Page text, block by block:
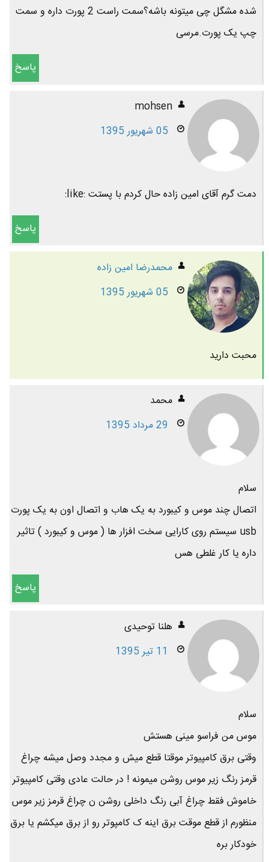
شده مشگل چی میتونه باشه؟سمت راست 2 پورت داره و سمت
چپ یک پورت.مرسی
پاسخ
mohsen
05 شهریور 1395
دمت گرم آقای امین زاده حال کردم با پستت :like:
پاسخ
محمدرضا امين زاده
05 شهریور 1395
محبت دارید
محمد
29 مرداد 1395
سلام
اتصال چند موس و کیبورد به یک هاب و اتصال اون به یک پورت
usb سیستم روی کارایی سخت افزار ها ( موس و کیبورد ) تاثیر
داره یا کار غلطی هس
پاسخ
هلنا توحیدی
11 تیر 1395
سلام
موس من فراسو مینی هستش
وقتی برق کامپیوتر موقتا قطع میش و مجدد وصل میشه چراغ
قرمز رنگ زیر موس روشن میمونه ! در حالت عادی وقتی کامپیوتر
خاموش فقط چراغ آبی رنگ داخلی روشن ن چراغ قرمز زیر موس
منظورم از قطع موقت برق اینه ک کامپوتر رو از برق میکشم یا برق
خودکار بره